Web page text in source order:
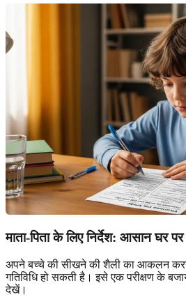
माता-पिता के लिए निर्देश: आसान घर
अपने बच्चे की सीखने की शैली का आकलन
गतिविधि हो सकती है। इसे एक परीक्षण के
देखें।